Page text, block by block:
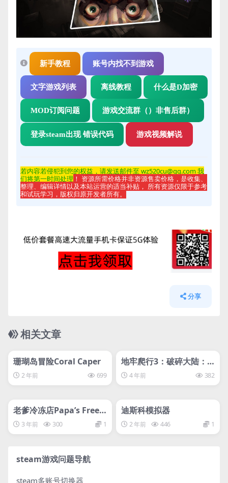
新手教程 账号内找不到游戏
文字游戏列表 离线教程 什么是D加密
MOD订阅问题 游戏交流群（）非售后群）
登录steam出现 错误代码 游戏视频解说
若内容若侵犯到您的权益，请发送邮件至 wz520cu@qq.com 我
们将第一时间处理 ！ 资源所需价格并非资源售卖价格，是收集、
整理、编辑详情以及本站运营的适当补贴， 所有资源仅限于参考
和试玩学习，版权归原开发者所有。
分享
相关文章
珊瑚岛冒险Coral Caper
2 年前 699
svip专属
地牢爬行3：破碎大陆：D
ungelot: Shattered La
nds
4 年前 382
svip专属
老爹冷冻店Papa’s Freez
eria Deluxe
3 年前 300 1
迪斯科模拟器
2 年前 446 1
steam游戏问题导航
steam多账号切换器